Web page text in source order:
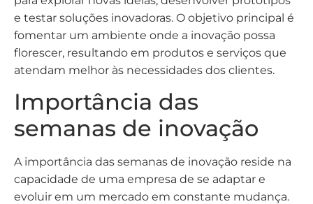
e testar soluções inovadoras. O objetivo principal é
fomentar um ambiente onde a inovação possa
florescer, resultando em produtos e serviços que
atendam melhor às necessidades dos clientes.
Importância das
semanas de inovação
A importância das semanas de inovação reside na
capacidade de uma empresa de se adaptar e
evoluir em um mercado em constante mudança.